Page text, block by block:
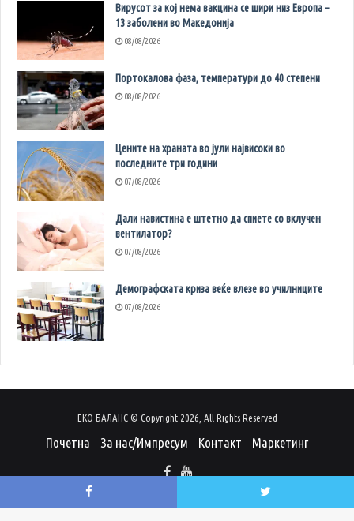
Вирусот за кој нема вакцина се шири низ Европа –
13 заболени во Македонија
08/08/2026
Портокалова фаза, температури до 40 степени
08/08/2026
Цените на храната во јули највисоки во
последните три години
07/08/2026
Дали навистина е штетно да спиете со вклучен
вентилатор?
07/08/2026
Демографската криза веќе влезе во училниците
07/08/2026
ЕКО БАЛАНС © Copyright 2026, All Rights Reserved
Почетна За нас/Импресум Контакт Маркетинг
Facebook Twitter